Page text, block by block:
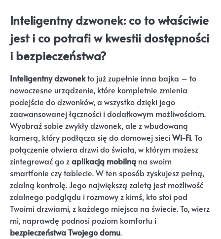
Inteligentny dzwonek: co to właściwie
jest i co potrafi w kwestii dostępności
i bezpieczeństwa?
Inteligentny dzwonekto już zupełnie inna bajka – to
nowoczesne urządzenie, które kompletnie zmienia
podejście do dzwonków, a wszystko dzięki jego
zaawansowanej łączności i dodatkowym możliwościom.
Wyobraź sobie zwykły dzwonek, ale z wbudowaną
kamerą, który podłącza się do domowej sieciWi-Fi. To
połączenie otwiera drzwi do świata, w którym możesz
zintegrować go zaplikacją mobilną na swoim
smartfonie czy tablecie. W ten sposób zyskujesz pełną,
zdalną kontrolę. Jego największą zaletą jest możliwość
zdalnego podglądu i rozmowy z kimś, kto stoi pod
Twoimi drzwiami, z każdego miejsca na świecie. To, wierz
mi, naprawdę podnosi poziom komfortu i
bezpieczeństwa Twojego domu.